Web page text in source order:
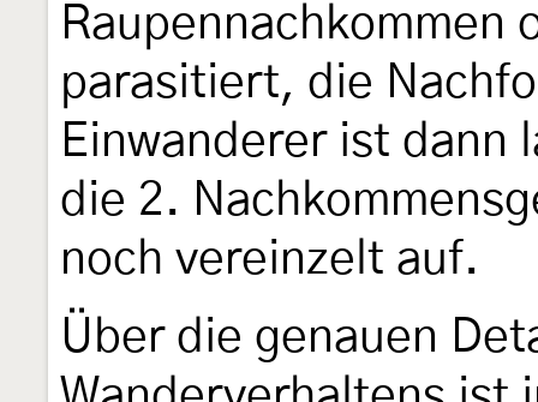
Raupennachkommen
parasitiert, die
Einwanderer ist dann
die 2.
noch vereinzelt auf.
Über die genauen